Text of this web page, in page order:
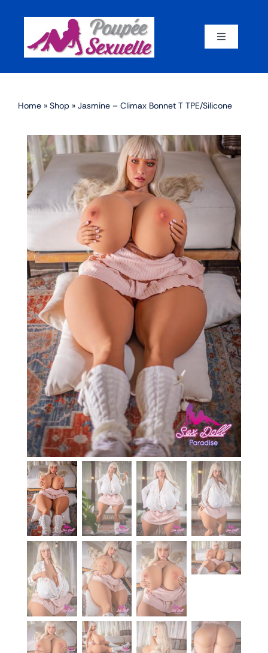
content
Toggle
Par corps
Par marque
Par matériaux
Sex dolls en promotion
En stock
Aide
Guides
Paiement
Contact
Livraison
À propos
Blog
Home » Shop » Jasmine – Climax Bonnet T TPE/Silicone